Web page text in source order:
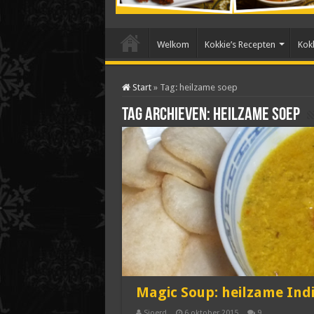
Welkom Kokkie’s Recepten
Start » Tag: heilzame soep
Tag archieven: heilzame soep
Magic Soup: heilzame